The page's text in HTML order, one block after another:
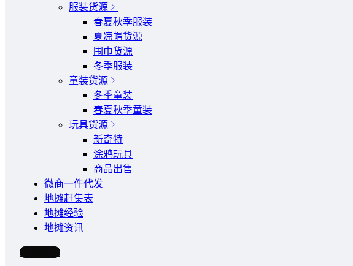
服装货源
春夏秋季服装
夏凉帽货源
围巾货源
冬季服装
童装货源
冬季童装
春夏秋季童装
玩具货源
新奇特
涂鸦玩具
商品出售
微商一件代发
地摊赶集表
地摊经验
地摊资讯
写文章